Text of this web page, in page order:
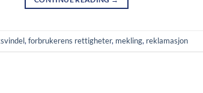
, forbrukerens rettigheter, mekling, reklamasjon